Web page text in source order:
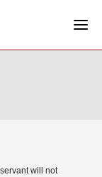
will not